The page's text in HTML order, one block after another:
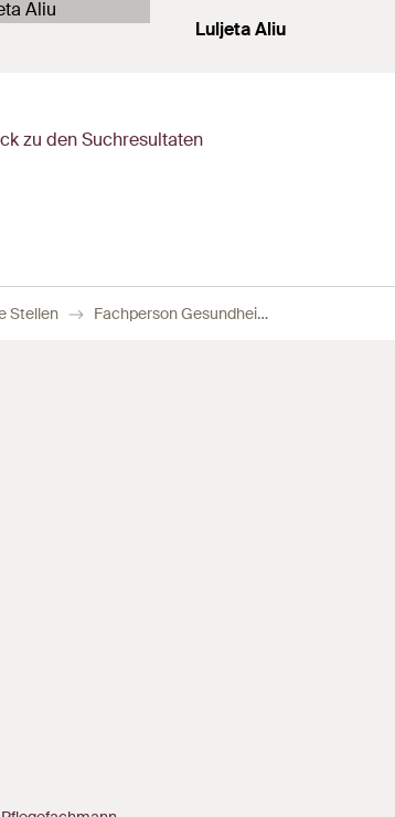
Luljeta Aliu
zu den Suchresultaten
Stellen Fachperson Gesundheit oder Dipl. Pflegefachperson 60-80%